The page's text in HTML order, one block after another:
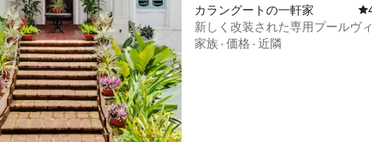
中5.0つ星の平均評価 カラングートの一軒家
新しく改装された専用プールヴ
チまで1分
家族 · 価格 · 近隣